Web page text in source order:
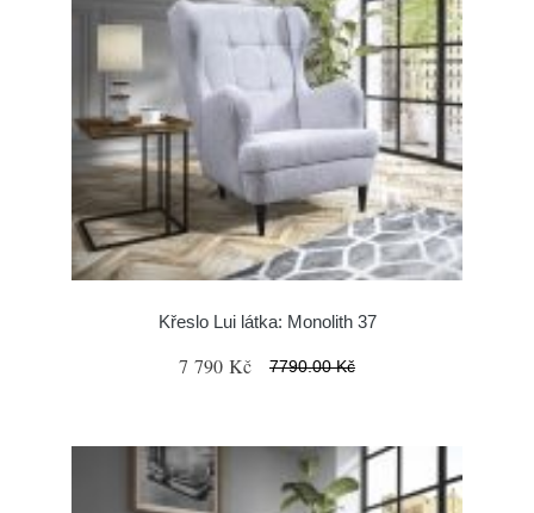
Křeslo Lui látka: Monolith 37
7 790 Kč 7790.00 Kč